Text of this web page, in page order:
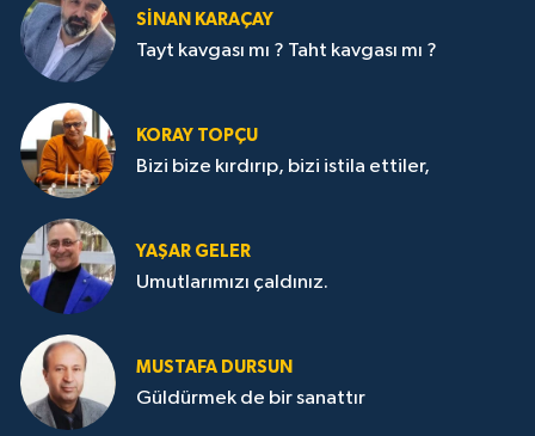
SİNAN KARAÇAY
Tayt kavgası mı ? Taht kavgası mı ?
KORAY TOPÇU
Bizi bize kırdırıp, bizi istila ettiler,
YAŞAR GELER
Umutlarımızı çaldınız.
MUSTAFA DURSUN
Güldürmek de bir sanattır